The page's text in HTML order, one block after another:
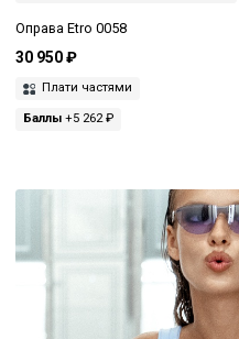
Оправа Etro 0058
30 950 ₽
Плати частями
Баллы +5 262 ₽